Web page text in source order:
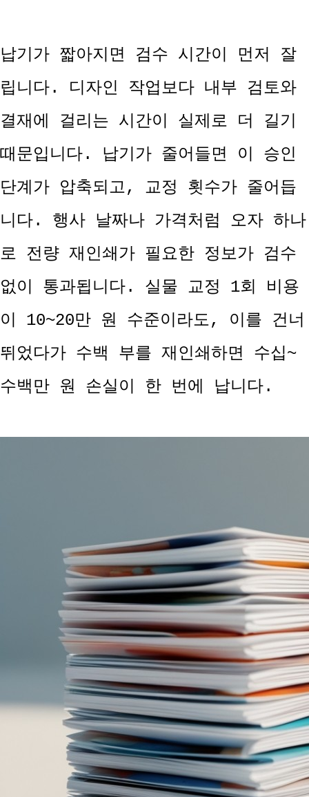
납기가 짧아지면 검수 시간이 먼저 잘
립니다. 디자인 작업보다 내부 검토와
결재에 걸리는 시간이 실제로 더 길기
때문입니다. 납기가 줄어들면 이 승인
단계가 압축되고, 교정 횟수가 줄어듭
니다. 행사 날짜나 가격처럼 오자 하나
로 전량 재인쇄가 필요한 정보가 검수
없이 통과됩니다. 실물 교정 1회 비용
이 10~20만 원 수준이라도, 이를 건너
뛰었다가 수백 부를 재인쇄하면 수십~
수백만 원 손실이 한 번에 납니다.